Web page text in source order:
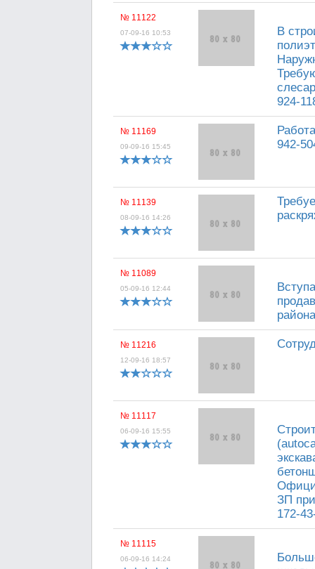
№ 11122
07-09-16 10:53
В
924-
№ 11169
09-09-16 15:45
942-
№ 11139
08-09-16 14:26
№ 11089
05-09-16 12:44
№ 11216
12-09-16 18:57
№ 11117
06-09-16 15:55
ЗП
172-
№ 11115
06-09-16 14:24